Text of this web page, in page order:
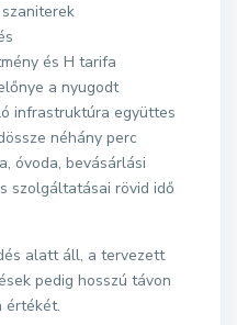
és H tarifa
a nyugodt
infrastruktúra együttes
néhány perc
óvoda, bevásárlási
szolgáltatásai rövid idő
alatt áll, a tervezett
pedig hosszú távon
értékét.